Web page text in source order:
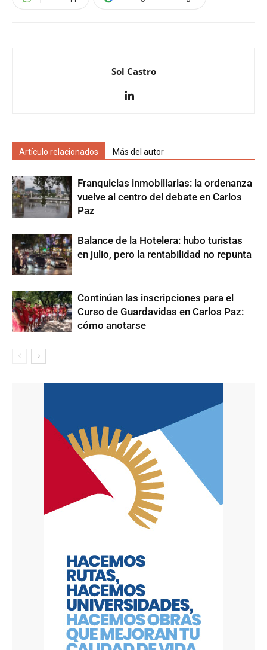
Sol Castro
Artículo relacionados Más del autor
Franquicias inmobiliarias: la ordenanza
vuelve al centro del debate en Carlos
Paz
Balance de la Hotelera: hubo turistas
en julio, pero la rentabilidad no repunta
Continúan las inscripciones para el
Curso de Guardavidas en Carlos Paz:
cómo anotarse